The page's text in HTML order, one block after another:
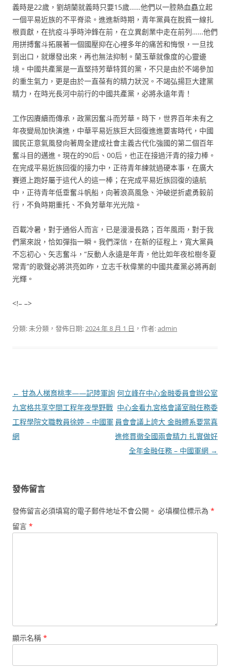
義時是22歲，劉胡蘭就義時只要15歲……他們以一腔熱血矗立起
一個平易近族的不平脊梁。進進新時期，青年黨員在脫貧一線扎
根貢獻，在抗疫斗爭時沖鋒在前，在立異創業中走在前列……他們
用拼搏奮斗拓展著一個國壓抑在心裡多年的痛苦和悔恨，一旦找
到出口，就爆發出來，再也無法抑制。蘭玉華就像度的心靈邊
境。中國共產黨是一直堅持芳華特質的黨，不只是由於不竭參加
的重生氣力，更是由於一直葆有的精力狀況。不竭弘揚巨大建黨
精力，在時光長河中前行的中國共產黨，必將永遠年青！
工作因賡續而傳承，政黨因奮斗而芳華。時下，世界百年未有之
年夜變局加快演進，中華平易近族巨大回復進進要害時代，中國
國民正意氣風發向著周全建成社會主義古代化強國的第二個百年
奮斗目的邁進。現在的90后、00后，也正在接過汗青的接力棒。
在完成平易近族回復的接力中，正待青年練就過硬本事，在廣大
賽道上跑好屬于這代人的這一棒；在完成平易近族回復的遠航
中，正待青年低垂奮斗帆船，向著浪高風急、沖破逆折處勇毅前
行，不負時期重托、不負芳華年光光陰。
百載冷暑，對于通俗人而言，已是漫漫長路；百年風雨，對于我
們黨來說，恰如彈指一瞬。我們深信，在新的征程上，寬大黨員
不忘初心、矢志奮斗，“反動人永遠是年青，他比如年夜松樹冬夏
常青”的歌聲必將洪亮如昨，立志千秋偉業的中國共產黨必將再創
光輝。
<!– –>
分類: 未分類，發佈日期:2024 年 8 月 1 日 ，作者:admin
文
章
導
覽
← 甘為人梯育桃李——記陸軍詢
九宮格共享空間工程年夜學野戰
工程學院文職教員徐婷 – 中國軍
網
何立峰在中心金融委員會辦公室
中心金看九宮格會議室融任務委
員會會議上誇大 金融體系要當真
進修貫徹全國兩會精力 扎實做好
全年金融任務 – 中國軍網 →
發佈留言
發佈留言必須填寫的電子郵件地址不會公開。 必填欄位標示為 *
留言 *
顯示名稱 *